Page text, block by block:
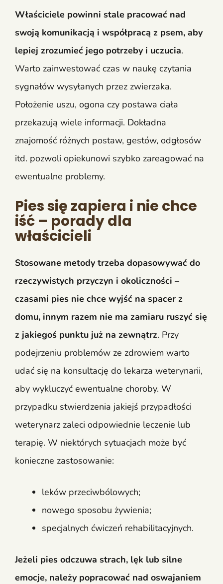
Właściciele powinni stale pracować nad
swoją komunikacją i współpracą z psem, aby
lepiej zrozumieć jego potrzeby i uczucia.
Warto zainwestować czas w naukę czytania
sygnałów wysyłanych przez zwierzaka.
Położenie uszu, ogona czy postawa ciała
przekazują wiele informacji. Dokładna
znajomość różnych postaw, gestów, odgłosów
itd. pozwoli opiekunowi szybko zareagować na
ewentualne problemy.
Pies się zapiera i nie chce
iść – porady dla
właścicieli
Stosowane metody trzeba dopasowywać do
rzeczywistych przyczyn i okoliczności –
czasami pies nie chce wyjść na spacer z
domu, innym razem nie ma zamiaru ruszyć się
z jakiegoś punktu już na zewnątrz. Przy
podejrzeniu problemów ze zdrowiem warto
udać się na konsultację do lekarza weterynarii,
aby wykluczyć ewentualne choroby. W
przypadku stwierdzenia jakiejś przypadłości
weterynarz zaleci odpowiednie leczenie lub
terapię. W niektórych sytuacjach może być
konieczne zastosowanie:
leków przeciwbólowych;
nowego sposobu żywienia;
specjalnych ćwiczeń rehabilitacyjnych.
Jeżeli pies odczuwa strach, lęk lub silne
emocje, należy popracować nad oswajaniem